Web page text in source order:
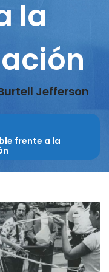
la
Jefferson
frente a la